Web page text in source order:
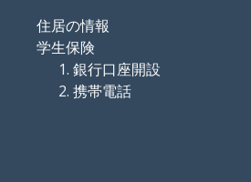
住居の情報
学生保険
銀行口座開設
携帯電話